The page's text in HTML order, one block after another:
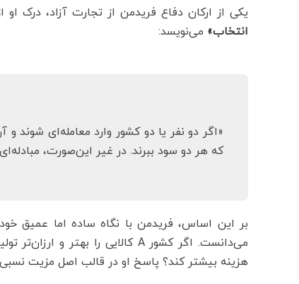
یکی از ارکان دفاع فریدمن از تجارت آزاد، درک او
انتخاب» می‌نویسد:
«اگر دو نفر یا دو کشور وارد معامله‌ای شوند و
که هر دو سود ببرند. در غیر این‌صورت،
بر این اساس، فریدمن با نگاه ساده اما عمیق
هزینه بیشتر کند؟ پاسخ او در قالب اصل مزیت